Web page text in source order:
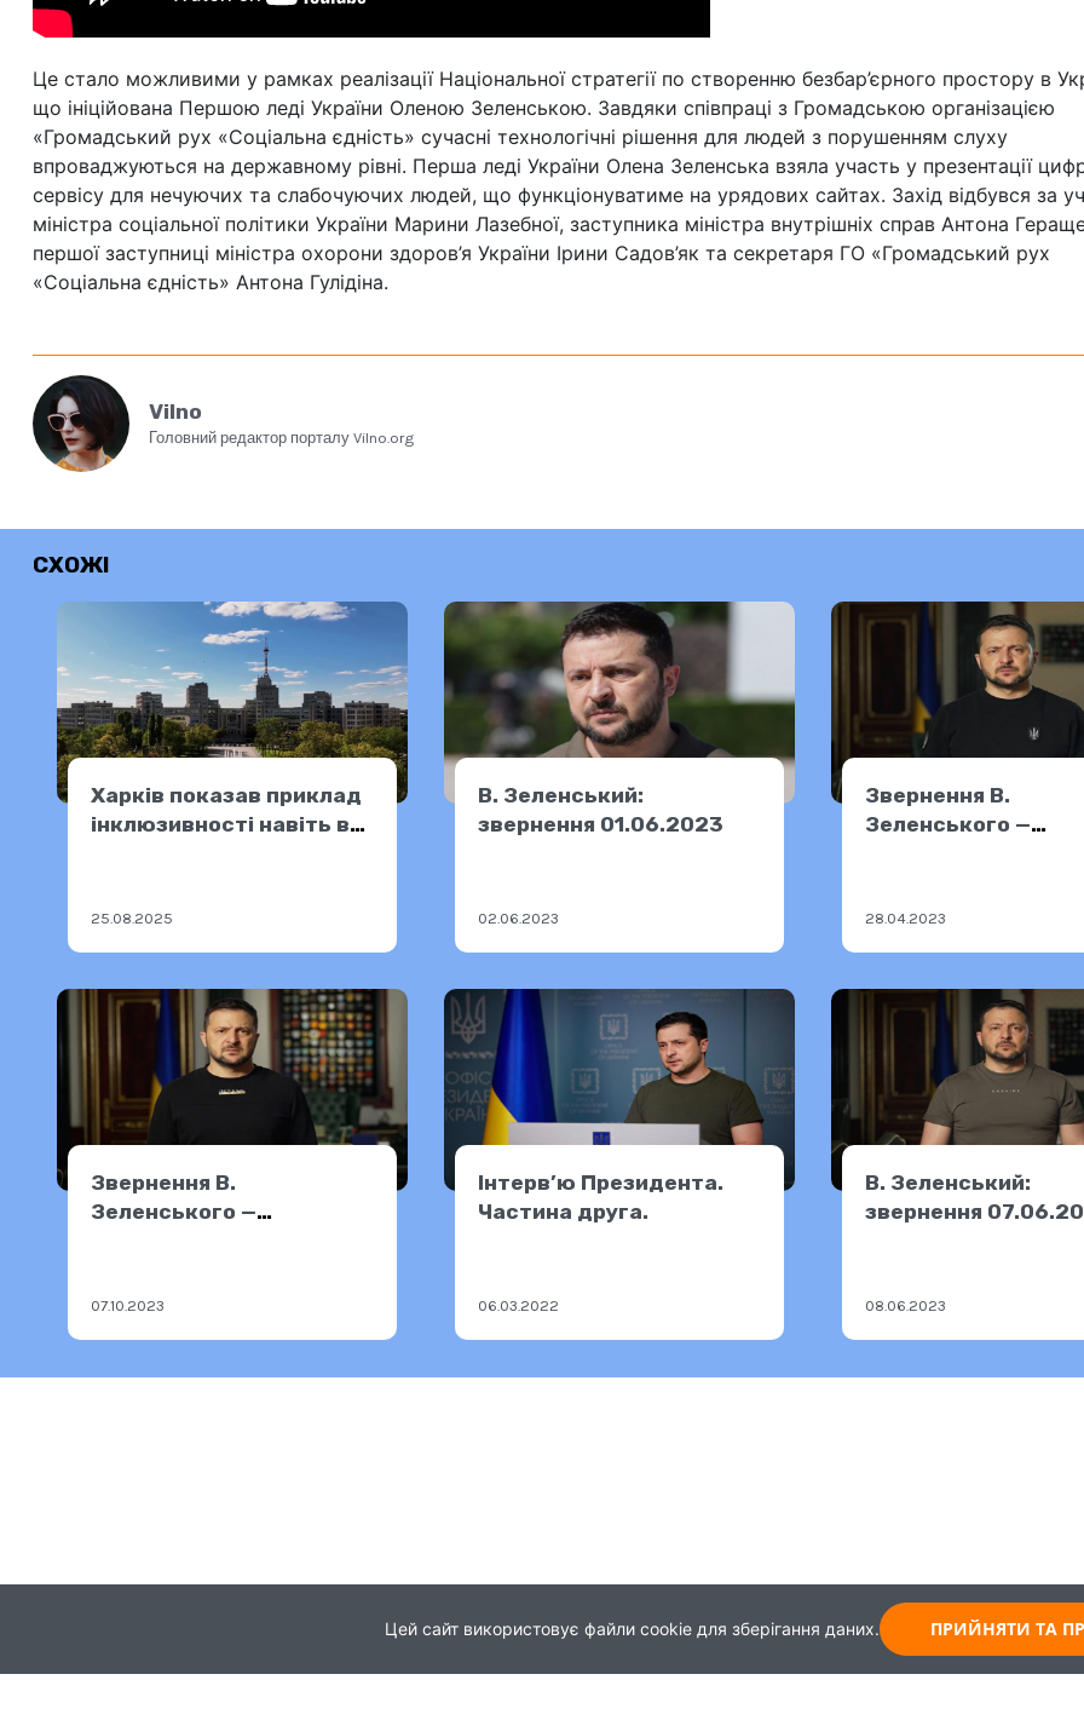
Це стало можливими у рамках реалізації Національної стратегії по створенню безбар’єрного простору в
що ініційована Першою леді України Оленою Зеленською. Завдяки співпраці з Громадською організацією
«Громадський рух «Соціальна єдність» сучасні технологічні рішення для людей з порушенням слуху
впроваджуються на державному рівні. Перша леді України Олена Зеленська взяла участь у презентації
сервісу для нечуючих та слабочуючих людей, що функціонуватиме на урядових сайтах. Захід відбувся за
міністра соціальної політики України Марини Лазебної, заступника міністра внутрішніх справ Антона
першої заступниці міністра охорони здоров’я України Ірини Садов’як та секретаря ГО «Громадський рух
«Соціальна єдність» Антона Гулідіна.
Vilno
Головний редактор порталу Vilno.org
СХОЖІ
Харків показав приклад
інклюзивності навіть в
25.08.2025
В. Зеленський:
звернення 01.06.2023
02.06.2023
Звернення В.
Зеленського —
28.04.2023
Звернення В.
Зеленського —
07.10.2023
Інтерв’ю Президента.
Частина друга.
06.03.2022
В. Зеленський:
звернення
08.06.2023
Цей сайт використовує файли cookie для зберігання даних. ПРИЙНЯТИ ТА